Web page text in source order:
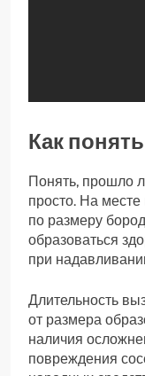
Как
Понять, прошло
просто. На месте
по размеру
образоваться
при
Длительность
от размера
наличия
повреждения